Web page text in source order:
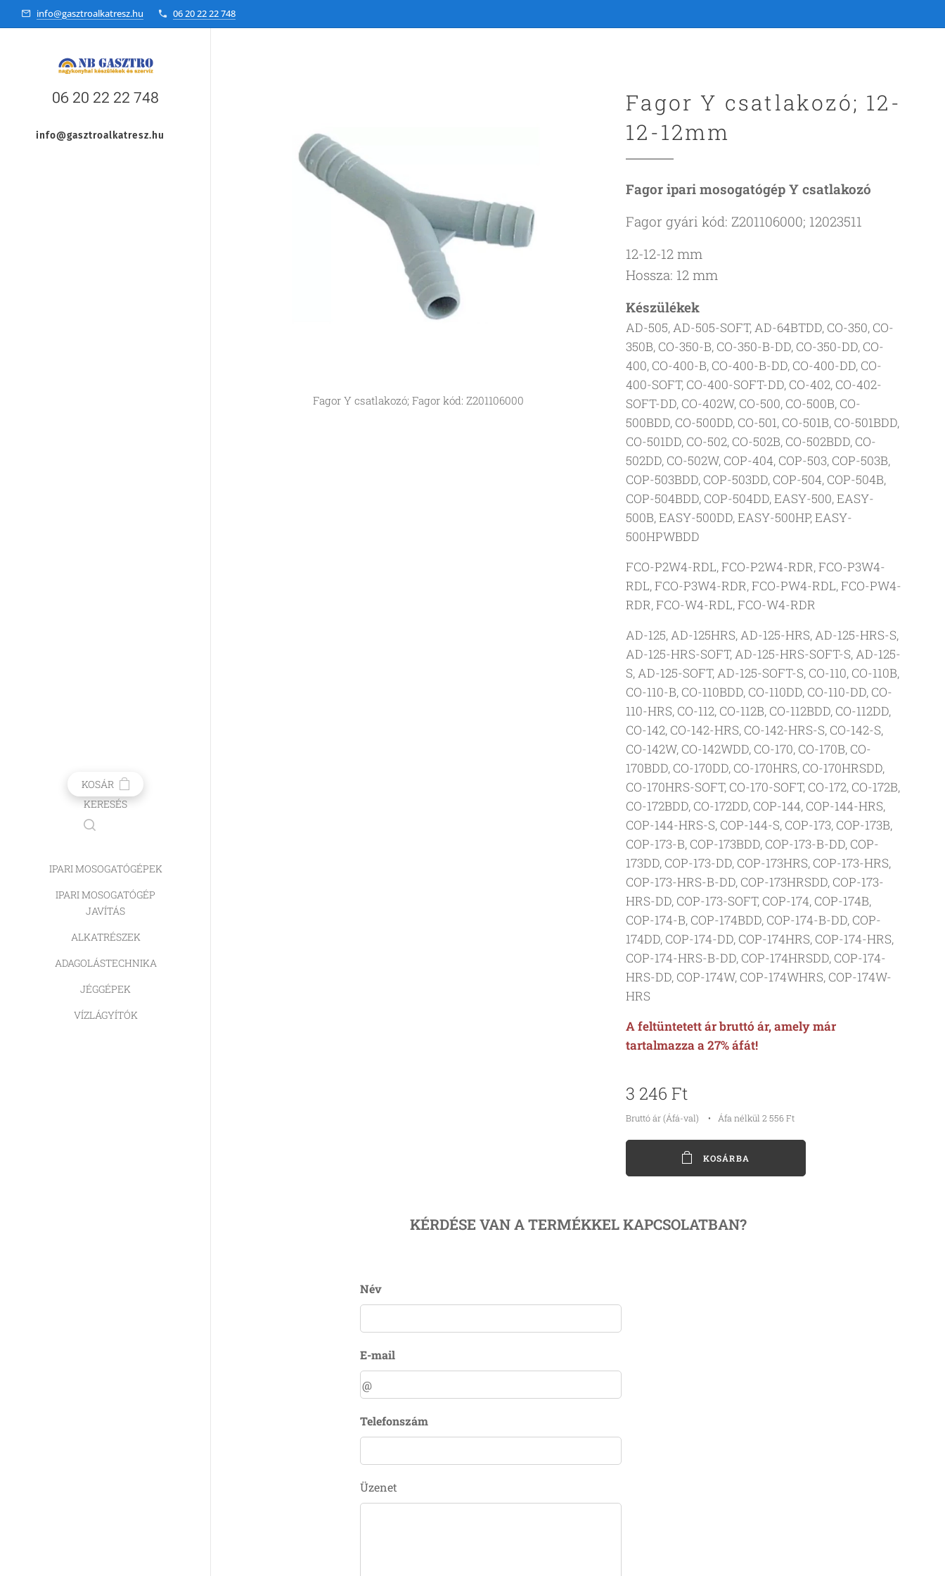
info@gasztroalkatresz.hu 06 20 22 22 748
06 20 22 22 748
info@gasztroalkatresz.hu
KOSÁR
KERESÉS
IPARI MOSOGATÓGÉPEK
IPARI MOSOGATÓGÉP
JAVÍTÁS
ALKATRÉSZEK
ADAGOLÁSTECHNIKA
JÉGGÉPEK
VÍZLÁGYÍTÓK
Fagor Y csatlakozó; 12-
12-12mm
Fagor Y csatlakozó; Fagor kód: Z201106000
Fagor ipari mosogatógép Y csatlakozó
Fagor gyári kód: Z201106000; 12023511
12-12-12 mm
Hossza: 12 mm
Készülékek
AD-505, AD-505-SOFT, AD-64BTDD, CO-350, CO-
350B, CO-350-B, CO-350-B-DD, CO-350-DD, CO-
400, CO-400-B, CO-400-B-DD, CO-400-DD, CO-
400-SOFT, CO-400-SOFT-DD, CO-402, CO-402-
SOFT-DD, CO-402W, CO-500, CO-500B, CO-
500BDD, CO-500DD, CO-501, CO-501B, CO-501BDD,
CO-501DD, CO-502, CO-502B, CO-502BDD, CO-
502DD, CO-502W, COP-404, COP-503, COP-503B,
COP-503BDD, COP-503DD, COP-504, COP-504B,
COP-504BDD, COP-504DD, EASY-500, EASY-
500B, EASY-500DD, EASY-500HP, EASY-
500HPWBDD
FCO-P2W4-RDL, FCO-P2W4-RDR, FCO-P3W4-
RDL, FCO-P3W4-RDR, FCO-PW4-RDL, FCO-PW4-
RDR, FCO-W4-RDL, FCO-W4-RDR
AD-125, AD-125HRS, AD-125-HRS, AD-125-HRS-S,
AD-125-HRS-SOFT, AD-125-HRS-SOFT-S, AD-125-
S, AD-125-SOFT, AD-125-SOFT-S, CO-110, CO-110B,
CO-110-B, CO-110BDD, CO-110DD, CO-110-DD, CO-
110-HRS, CO-112, CO-112B, CO-112BDD, CO-112DD,
CO-142, CO-142-HRS, CO-142-HRS-S, CO-142-S,
CO-142W, CO-142WDD, CO-170, CO-170B, CO-
170BDD, CO-170DD, CO-170HRS, CO-170HRSDD,
CO-170HRS-SOFT, CO-170-SOFT, CO-172, CO-172B,
CO-172BDD, CO-172DD, COP-144, COP-144-HRS,
COP-144-HRS-S, COP-144-S, COP-173, COP-173B,
COP-173-B, COP-173BDD, COP-173-B-DD, COP-
173DD, COP-173-DD, COP-173HRS, COP-173-HRS,
COP-173-HRS-B-DD, COP-173HRSDD, COP-173-
HRS-DD, COP-173-SOFT, COP-174, COP-174B,
COP-174-B, COP-174BDD, COP-174-B-DD, COP-
174DD, COP-174-DD, COP-174HRS, COP-174-HRS,
COP-174-HRS-B-DD, COP-174HRSDD, COP-174-
HRS-DD, COP-174W, COP-174WHRS, COP-174W-
HRS
A feltüntetett ár bruttó ár, amely már
tartalmazza a 27% áfát!
3 246 Ft
Bruttó ár (Áfá-val) Áfa nélkül 2 556 Ft
KOSÁRBA
KÉRDÉSE VAN A TERMÉKKEL KAPCSOLATBAN?
Név
E-mail
Telefonszám
Üzenet